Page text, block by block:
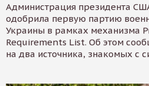
Администрация президента
одобрила первую партию
Украины в рамках механизма
Requirements List. Об этом
на два источника, знакомых с